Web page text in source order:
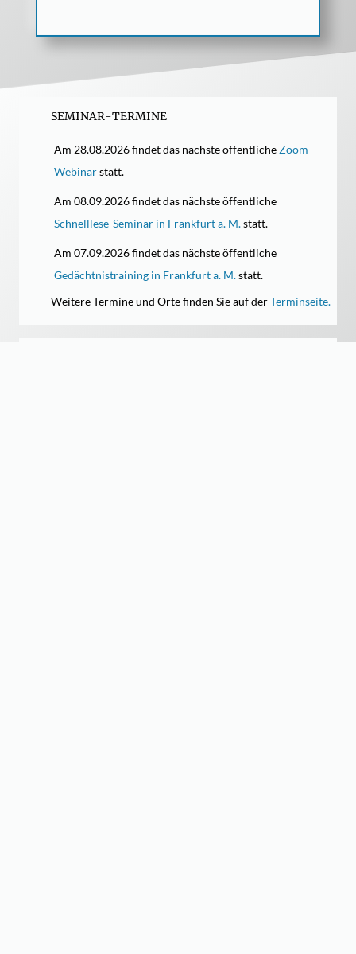
SEMINAR-TERMINE
Am 28.08.2026 findet das nächste öffentlicheZoom-
Webinarstatt.
Am 08.09.2026 findet das nächste öffentliche
Schnelllese-Seminar in Frankfurt a. M.statt.
Am 07.09.2026 findet das nächste öffentliche
Gedächtnistraining in Frankfurt a. M.statt.
Weitere Termine und Orte finden Sie auf derTerminseite.